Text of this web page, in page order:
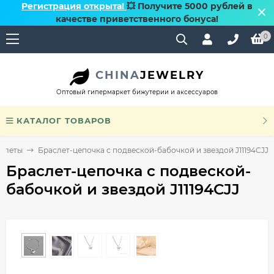
Регистрация открыта! 💥 Получите 5000 рублей в
качестве приветственного бонуса!
0
CHINAJEWELRY
Оптовый гипермаркет бижутерии и аксессуаров
КАТАЛОГ ТОВАРОВ
Браслет-цепочка с подвеской-бабочкой и звездой J11194CJJ
Браслет-цепочка с подвеской-
бабочкой и звездой J11194CJJ